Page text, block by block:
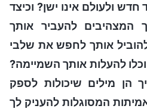
ולעולם אינו ישן? וכיצד
המצהיבים להעביר אותך
להוביל אותך לחפש את שלבי
להעלות אותך השמיימה?
הן מילים שיכולות לספק
המסוגלות להעניק לך